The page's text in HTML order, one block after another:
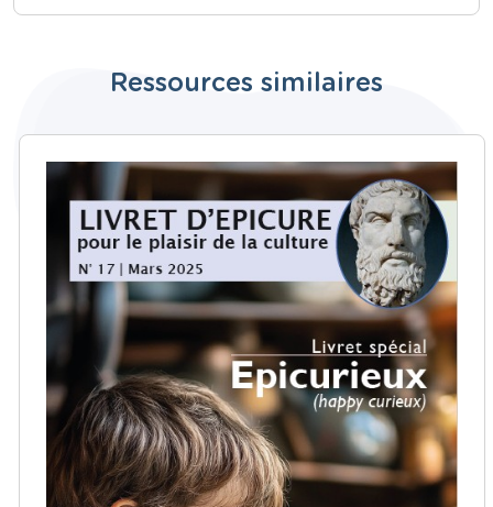
Ressources similaires